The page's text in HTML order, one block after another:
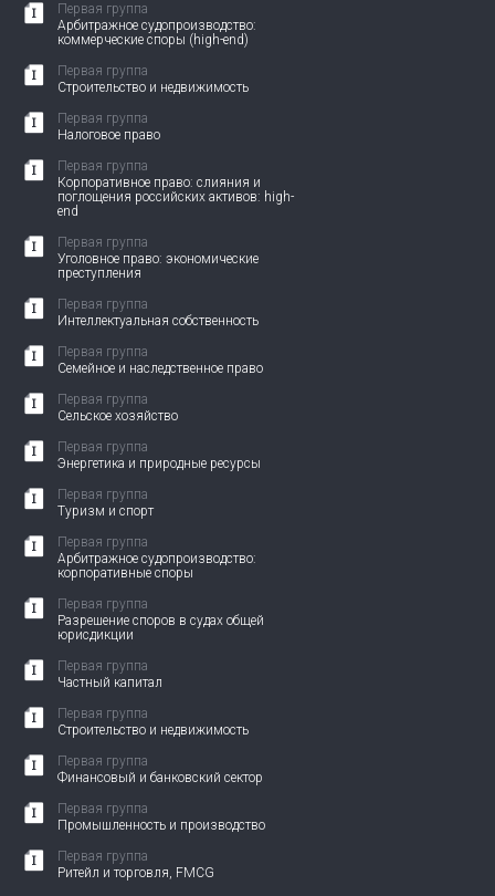
Первая группа
Арбитражное судопроизводство:
коммерческие споры (high-end)
Первая группа
Строительство и недвижимость
Первая группа
Налоговое право
Первая группа
Корпоративное право: слияния и
поглощения российских активов: high-
end
Первая группа
Уголовное право: экономические
преступления
Первая группа
Интеллектуальная собственность
Первая группа
Семейное и наследственное право
Первая группа
Сельское хозяйство
Первая группа
Энергетика и природные ресурсы
Первая группа
Туризм и спорт
Первая группа
Арбитражное судопроизводство:
корпоративные споры
Первая группа
Разрешение споров в судах общей
юрисдикции
Первая группа
Частный капитал
Первая группа
Строительство и недвижимость
Первая группа
Финансовый и банковский сектор
Первая группа
Промышленность и производство
Первая группа
Ритейл и торговля, FMCG